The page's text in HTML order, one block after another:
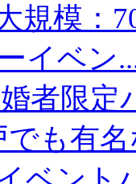
規模：
イベン
者限定
も有